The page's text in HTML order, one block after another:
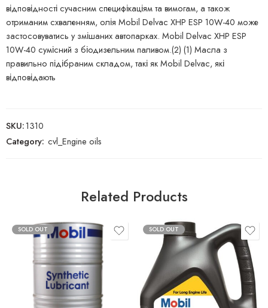
відповідності сучасним специфікаціям та вимогам, а також
отриманим схваленням, олія Mobil Delvac XHP ESP 10W-40 може
застосовуватись у змішаних автопарках. Mobil Delvac XHP ESP
10W-40 сумісний з біодизельним паливом.(2) (1) Масла з
правильно підібраним складом, такі як Mobil Delvac, які
відповідають
SKU:1310
Category: cvl_Engine oils
Related Products
SOLD OUT SOLD OUT